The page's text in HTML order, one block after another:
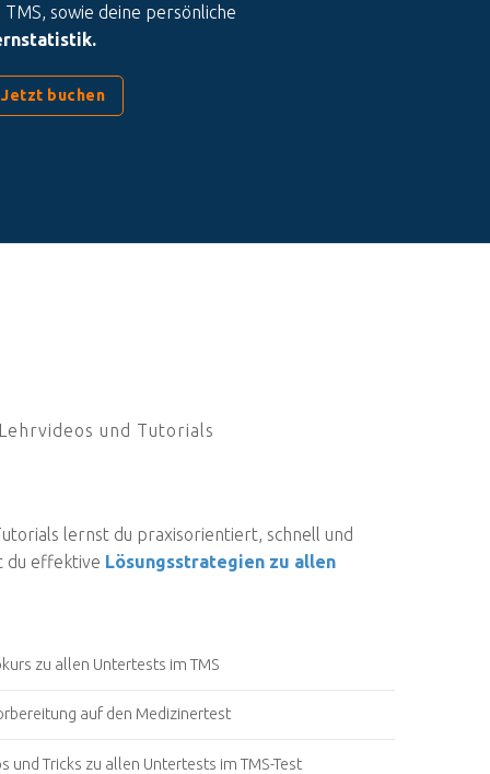
TMS, sowie deine persönliche
Jetzt buchen
und Tutorials
lernst du praxisorientiert, schnell und
du effektive Lösungsstrategien zu allen
zu allen Untertests im TMS
auf den Medizinertest
und Tricks zu allen Untertests im TMS-Test